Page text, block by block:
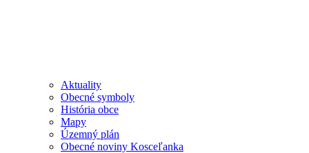
Aktuality
Obecné symboly
História obce
Mapy
Územný plán
Obecné noviny Kosceľanka